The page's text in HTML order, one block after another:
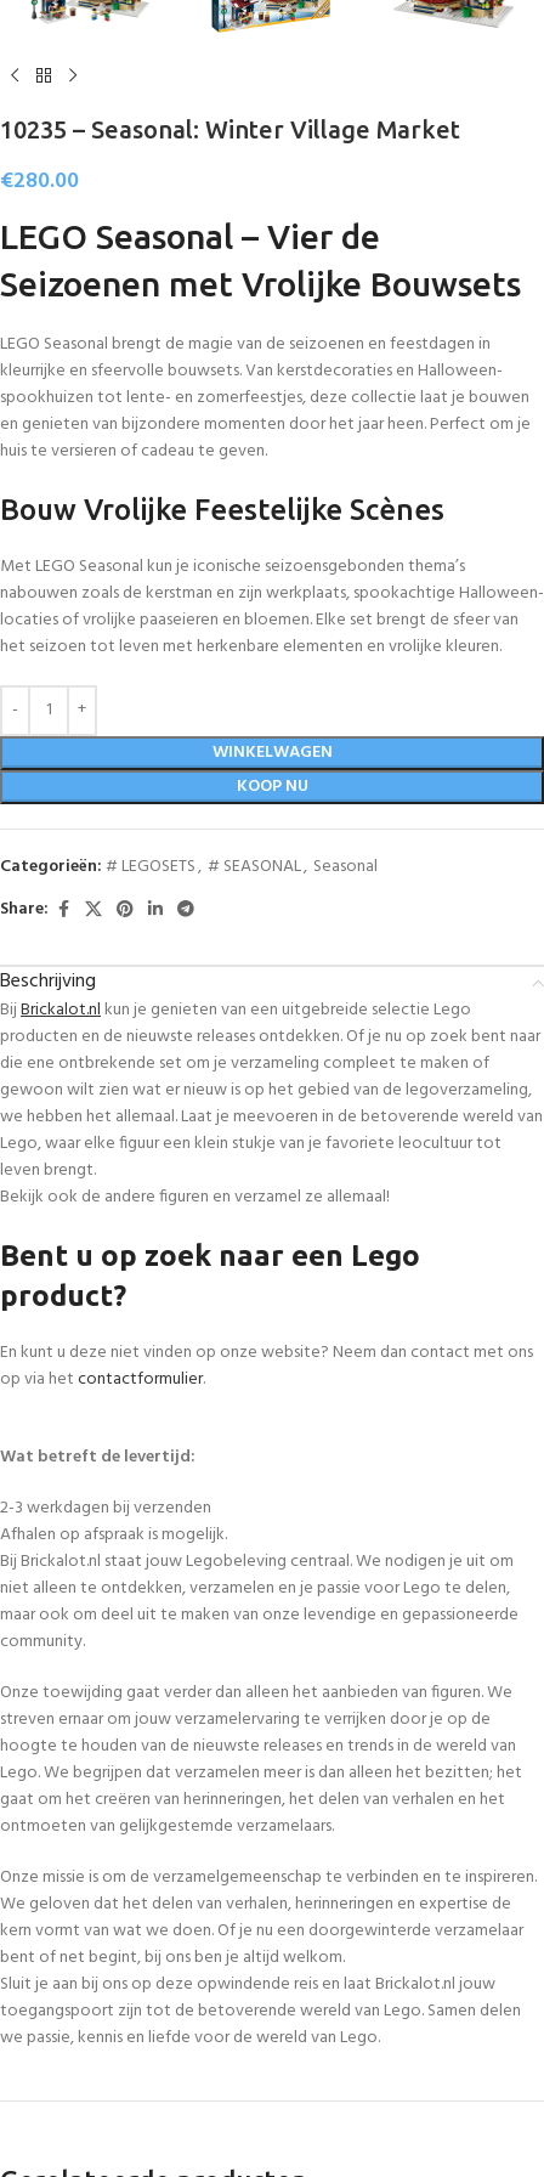
10235 – Seasonal: Winter Village Market
€280.00
LEGO Seasonal – Vier de
Seizoenen met Vrolijke Bouwsets
LEGO Seasonal brengt de magie van de seizoenen en feestdagen in
kleurrijke en sfeervolle bouwsets. Van kerstdecoraties en Halloween-
spookhuizen tot lente- en zomerfeestjes, deze collectie laat je bouwen
en genieten van bijzondere momenten door het jaar heen. Perfect om je
huis te versieren of cadeau te geven.
Bouw Vrolijke Feestelijke Scènes
Met LEGO Seasonal kun je iconische seizoensgebonden thema’s
nabouwen zoals de kerstman en zijn werkplaats, spookachtige Halloween-
locaties of vrolijke paaseieren en bloemen. Elke set brengt de sfeer van
het seizoen tot leven met herkenbare elementen en vrolijke kleuren.
WINKELWAGEN
KOOP NU
Categorieën:# LEGOSETS, # SEASONAL, Seasonal
Share:
Beschrijving
BijBrickalot.nlkun je genieten van een uitgebreide selectie Lego
producten en de nieuwste releases ontdekken. Of je nu op zoek bent naar
die ene ontbrekende set om je verzameling compleet te maken of
gewoon wilt zien wat er nieuw is op het gebied van de legoverzameling,
we hebben het allemaal. Laat je meevoeren in de betoverende wereld van
Lego, waar elke figuur een klein stukje van je favoriete leocultuur tot
leven brengt.
Bekijk ook de andere figuren en verzamel ze allemaal!
Bent u op zoek naar een Lego
product?
En kunt u deze niet vinden op onze website? Neem dan contact met ons
op via hetcontactformulier.
Wat betreft de levertijd:
2-3 werkdagen bij verzenden
Afhalen op afspraak is mogelijk.
Bij Brickalot.nl staat jouw Legobeleving centraal. We nodigen je uit om
niet alleen te ontdekken, verzamelen en je passie voor Lego te delen,
maar ook om deel uit te maken van onze levendige en gepassioneerde
community.
Onze toewijding gaat verder dan alleen het aanbieden van figuren. We
streven ernaar om jouw verzamelervaring te verrijken door je op de
hoogte te houden van de nieuwste releases en trends in de wereld van
Lego. We begrijpen dat verzamelen meer is dan alleen het bezitten; het
gaat om het creëren van herinneringen, het delen van verhalen en het
ontmoeten van gelijkgestemde verzamelaars.
Onze missie is om de verzamelgemeenschap te verbinden en te inspireren.
We geloven dat het delen van verhalen, herinneringen en expertise de
kern vormt van wat we doen. Of je nu een doorgewinterde verzamelaar
bent of net begint, bij ons ben je altijd welkom.
Sluit je aan bij ons op deze opwindende reis en laat Brickalot.nl jouw
toegangspoort zijn tot de betoverende wereld van Lego. Samen delen
we passie, kennis en liefde voor de wereld van Lego.